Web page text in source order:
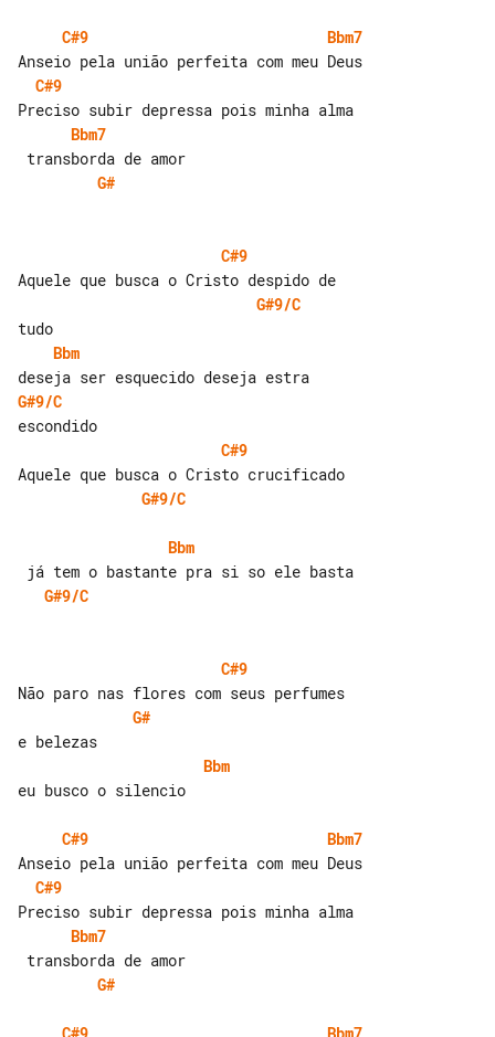
C#9
Bbm7
C#9
Bbm7
G#
C#9
G#9/C
Bbm
G#9/C
C#9
G#9/C
Bbm
G#9/C
C#9
G#
Bbm
eu busco o silencio
C#9
Bbm7
C#9
Bbm7
G#